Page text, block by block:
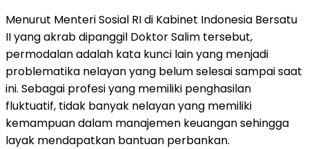
Menurut Menteri Sosial RI di Kabinet Indonesia Bersatu
II yang akrab dipanggil Doktor Salim tersebut,
permodalan adalah kata kunci lain yang menjadi
problematika nelayan yang belum selesai sampai saat
ini. Sebagai profesi yang memiliki penghasilan
fluktuatif, tidak banyak nelayan yang memiliki
kemampuan dalam manajemen keuangan sehingga
layak mendapatkan bantuan perbankan.